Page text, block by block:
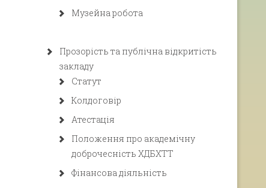
Музейна робота
Прозорість та публічна відкритість
закладу
Статут
Колдоговір
Атестація
Положення про академічну
доброчесність ХДБХТТ
Фінансова діяльність